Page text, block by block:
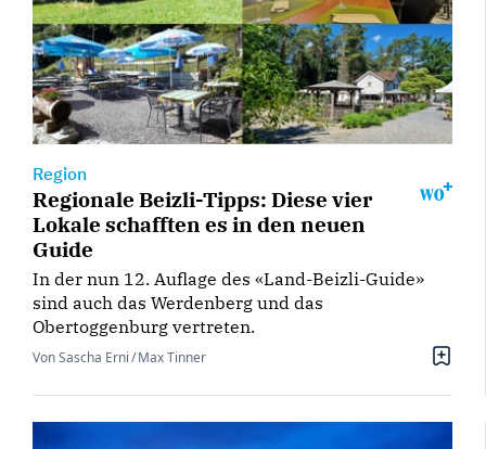
Region
Regionale Beizli-Tipps: Diese vier
Lokale schafften es in den neuen
Guide
In der nun 12. Auflage des «Land-Beizli-Guide»
sind auch das Werdenberg und das
Obertoggenburg vertreten.
Von Sascha Erni / Max Tinner